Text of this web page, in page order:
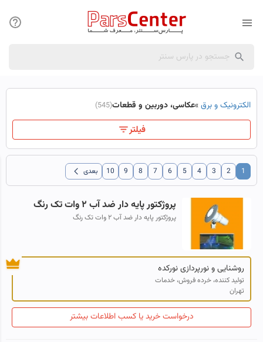
الکترونیک و برق»عکاسی، دوربین و قطعات(545)
فیلتر
1
2
3
4
5
6
7
8
9
10 بعدی chevron_left
پروژکتور پایه دار ضد آب ۲ وات تک رنگ
پروژکتور پایه دار ضد آب ۲ وات تک رنگ
روشنایی و نورپردازی نورکده
تولید کننده، خرده فروش، خدمات
تهران
درخواست خرید یا کسب اطلاعات بیشتر